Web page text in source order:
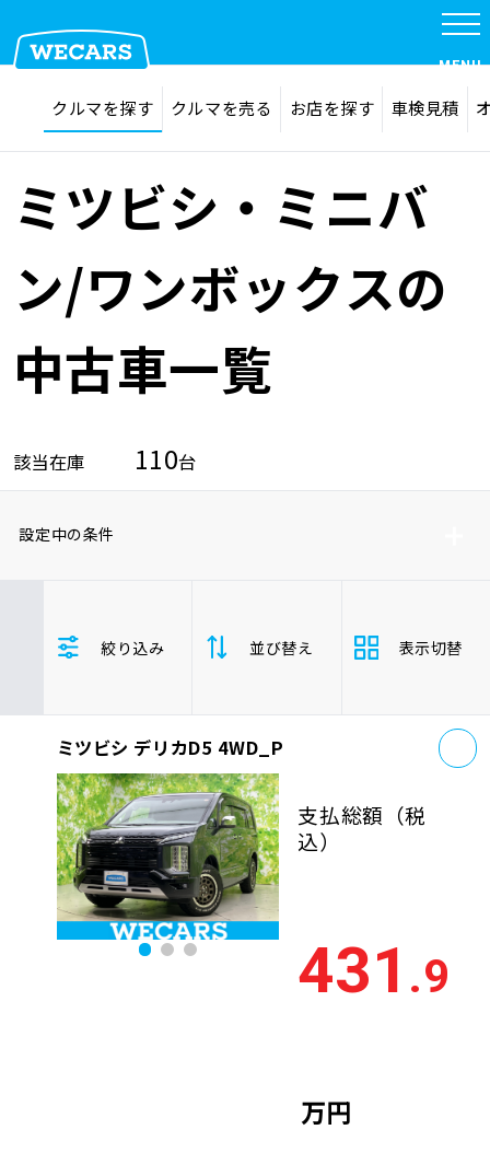
在庫検索 サイト内検索
MENU
クルマを探す
品質管理とサポート体制
オイル交換・点検・整備予約
企業情報
0120-733-500
クルマを探す クルマを売る お店を探す 車検見積
ミツビシ・ミニバ
ン/ワンボックスの
中古車一覧
該当在庫 110台
設定中の条件
絞り込み
並び替え
支払総
額
安い順 高
年式 新しい順
走行距
離
少ない順
排気量 大きい順 小さ
表示切替
ミツビシ デリカD5 4WD_P
支払総額 （税
込）
431 .9
万円